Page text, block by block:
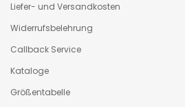
Liefer- und Versandkosten
Widerrufsbelehrung
Callback Service
Kataloge
Größentabelle